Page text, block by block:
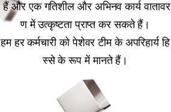
हैं और एक गतिशील और अभिनव कार्य वातावर
ण में उत्कृष्टता प्राप्त कर सकते हैं।
हम हर कर्मचारी को पेशेवर टीम के अपरिहार्य हि
स्से के रूप में मानते हैं।